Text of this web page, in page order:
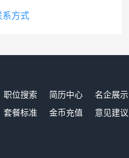
资质的优先，底薪+绩效，
系方式
职位搜索 简历中心 名企展示
套餐标准
金币充值 意见建议